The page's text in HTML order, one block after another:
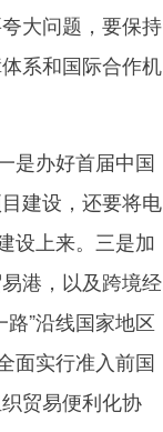
大问题，要保持
系和国际合作机
是办好首届中国
建设，还要将电
设上来。三是加
港，以及跨境经
”沿线国家地区
面实行准入前国
贸易便利化协